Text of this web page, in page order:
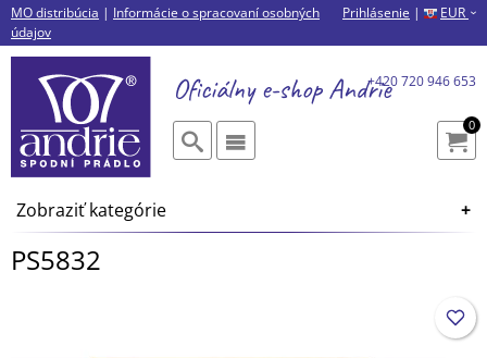
Prihlásenie | EUR ›
MO distribúcia | Informácie o spracovaní osobných
údajov
Oficiálny e-shopAndrie
0
+420 720 946 653
Zobraziť kategórie
PS5832